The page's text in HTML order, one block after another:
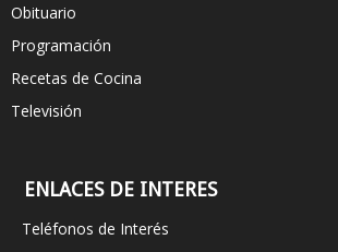
Obituario
Programación
Recetas de Cocina
Televisión
ENLACES DE INTERES
Teléfonos de Interés